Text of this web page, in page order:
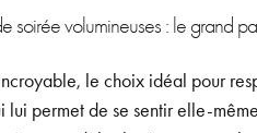
soirée volumineuses : le grand
le choix idéal pour
permet de se sentir elle-